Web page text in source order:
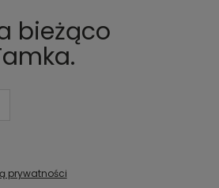
bieżąco
prywatności